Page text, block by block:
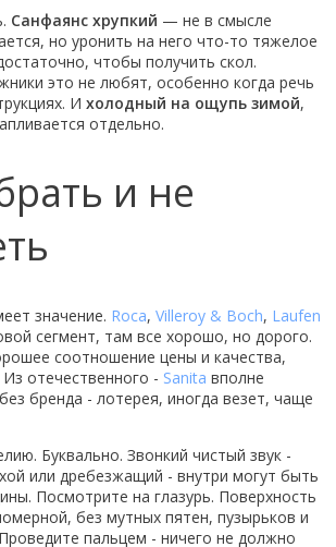
дверью
дверью
Санфаянс хрупкий — не в смысле
но уронить на него что-то тяжелое
чтобы получить скол.
это не любят, особенно когда речь
И холодный на ощупь зимой,
отдельно.
и не
значение. Roca, Villeroy & Boch, Laufen
сегмент, там все хорошо, но дорого.
соотношение цены и качества,
отечественного - Sanita вполне
бренда - лотерея, иногда везет, чаще
Буквально. Звонкий чистый звук -
или дребезжащий - внутри могут быть
Посмотрите на глазурь. Поверхность
без мутных пятен, пузырьков и
пальцем - ничего не должно